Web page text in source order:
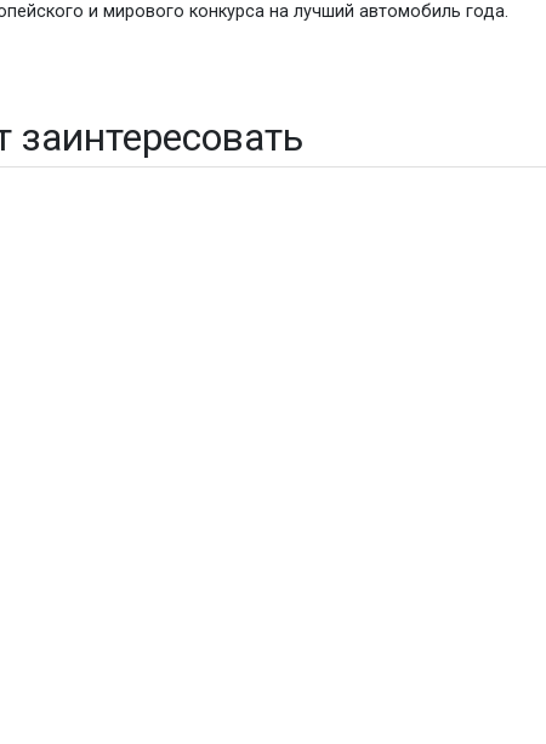
и мирового конкурса на лучший автомобиль года.